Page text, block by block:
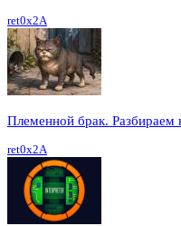
ret0x2A
Племенной брак.
ret0x2A